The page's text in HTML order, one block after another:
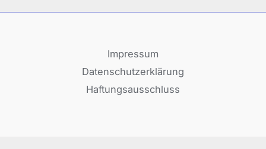
Impressum
Datenschutzerklärung
Haftungsausschluss